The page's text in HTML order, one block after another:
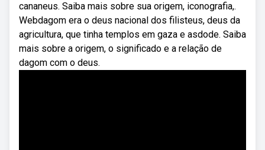
cananeus. Saiba mais sobre sua origem, iconografia,.
Webdagom era o deus nacional dos filisteus, deus da
agricultura, que tinha templos em gaza e asdode. Saiba
mais sobre a origem, o significado e a relação de
dagom com o deus.